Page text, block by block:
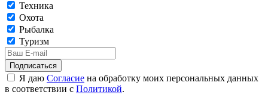
Техника
Охота
Рыбалка
Туризм
Подписаться
Я даю Согласие на обработку моих персональных данных
в соответствии с Политикой.